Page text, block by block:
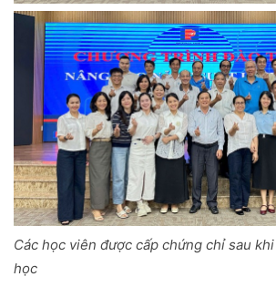
Các học viên được cấp chứng chỉ sau
học